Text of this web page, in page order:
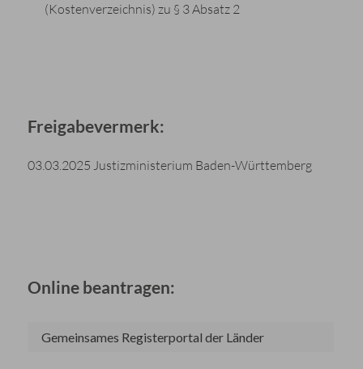
(Kostenverzeichnis) zu § 3 Absatz 2
Freigabevermerk:
03.03.2025 Justizministerium Baden-Württemberg
Online beantragen:
Gemeinsames Registerportal der Länder